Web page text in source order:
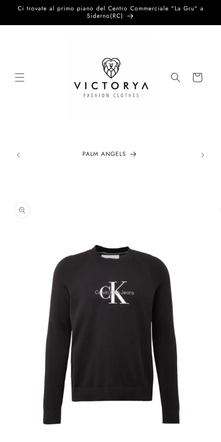
direttamente
Ci trovate al primo piano del Centro Commerciale "La Gru" a
Siderno(RC)
Carrello
PALM ANGELS
informazioni
sul prodotto